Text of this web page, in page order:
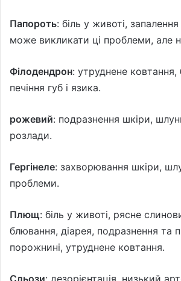
Папороть: біль у животі,
може викликати ці проблеми, але
Філодендрон: утруднене ковтання,
печіння губ і язика.
рожевий: подразнення шкіри,
розлади.
Гергінеле: захворювання шкіри,
проблеми.
Плющ: біль у животі, рясне
блювання, діарея, подразнення та
порожнині, утруднене ковтання.